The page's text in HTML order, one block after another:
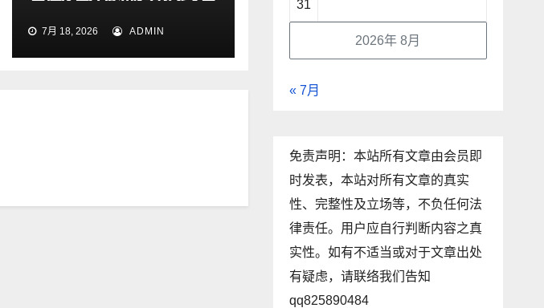
天候专线今日正式升级
7月 18, 2026 ADMIN
2026年 8月
31
« 7月
免责声明：本站所有文章由会员即
时发表，本站对所有文章的真实
性、完整性及立场等，不负任何法
律责任。用户应自行判断内容之真
实性。如有不适当或对于文章出处
有疑虑，请联络我们告知
qq825890484